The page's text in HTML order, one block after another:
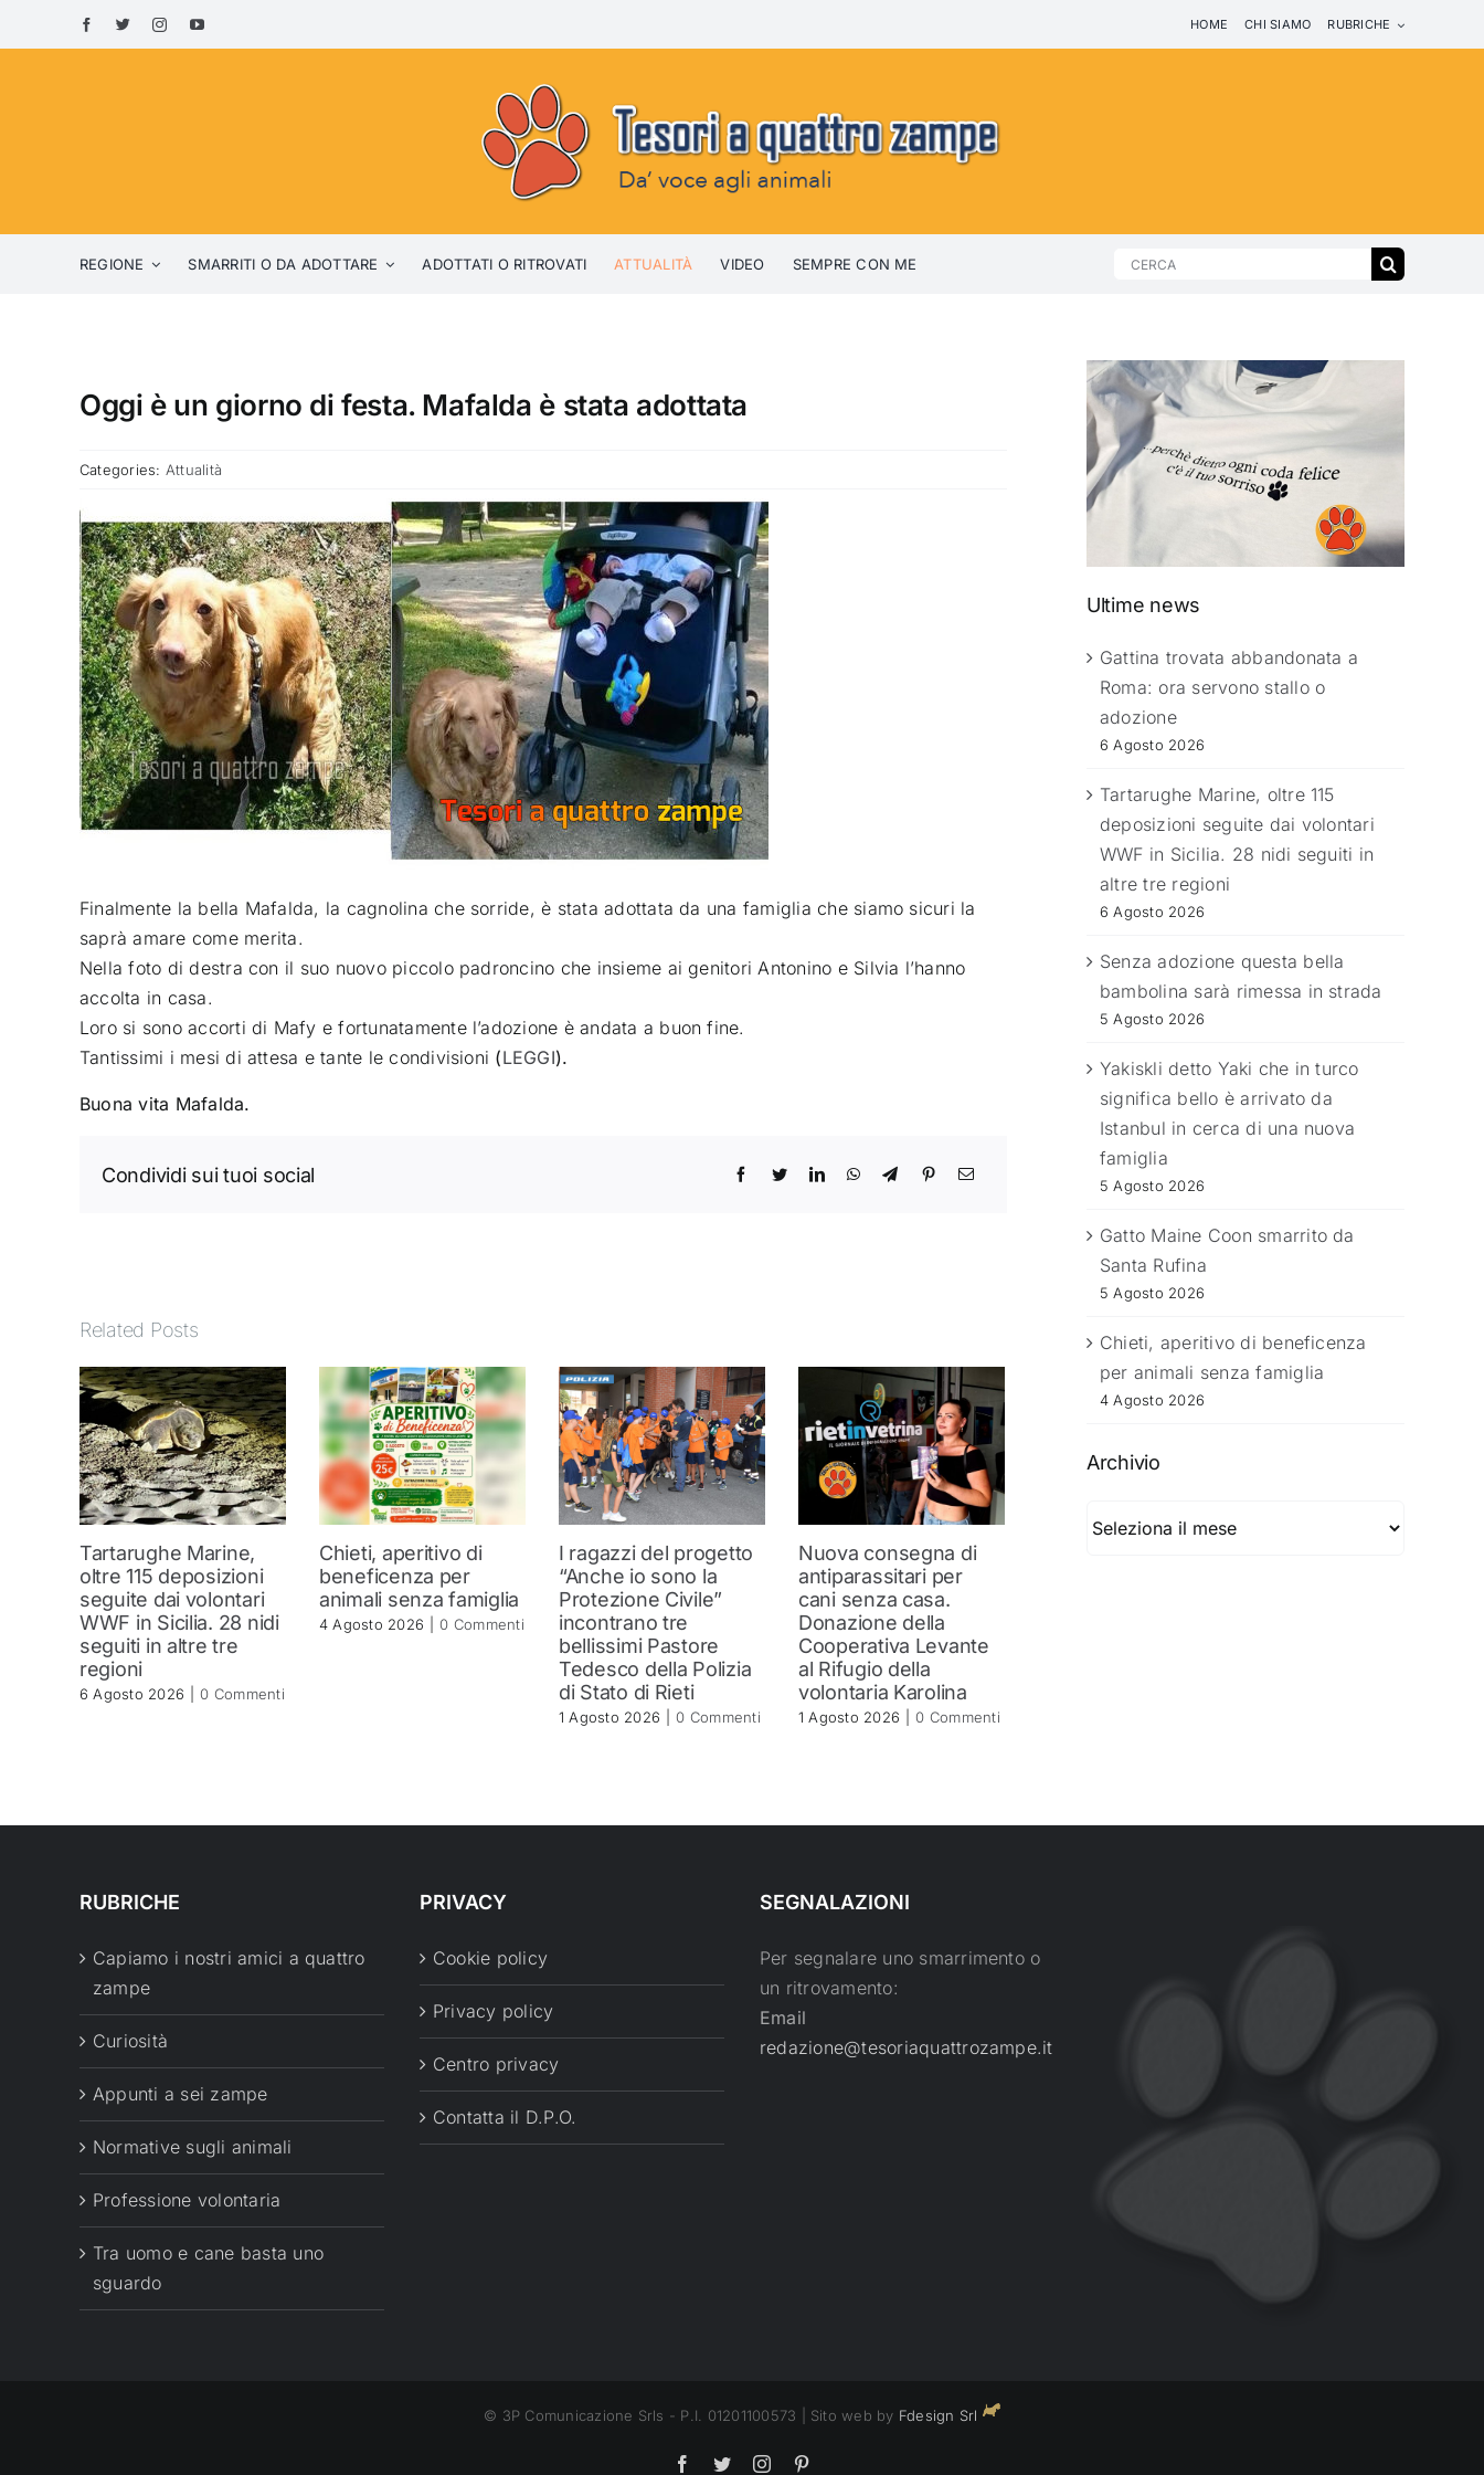
to
HOME CHI SIAMO RUBRICHE
REGIONE SMARRITI O DA ADOTTARE ADOTTATI O RITROVATI ATTUALITÀ VIDEO SEMPRE CON ME
Search
Oggi è un giorno di festa. Mafalda è stata adottata
Categories: Attualità
Finalmente la bella Mafalda, la cagnolina che sorride, è stata adottata da una famiglia che siamo sicuri la
saprà amare come merita.
Nella foto di destra con il suo nuovo piccolo padroncino che insieme ai genitori Antonino e Silvia l’hanno
accolta in casa.
Loro si sono accorti di Mafy e fortunatamente l’adozione è andata a buon fine.
Tantissimi i mesi di attesa e tante le condivisioni (LEGGI).
Buona vita Mafalda.
Condividi sui tuoi social
Related Posts
Tartarughe Marine,
oltre 115 deposizioni
seguite dai volontari
WWF in Sicilia. 28 nidi
seguiti in altre tre
regioni
6 Agosto 2026 0 Commenti
Chieti, aperitivo di
beneficenza per
animali senza famiglia
4 Agosto 2026 0 Commenti
I ragazzi del progetto
“Anche io sono la
Protezione Civile”
incontrano tre
bellissimi Pastore
Tedesco della Polizia
di Stato di Rieti
1 Agosto 2026 0 Commenti
Nuova consegna di
antiparassitari per
cani senza casa.
Donazione della
Cooperativa Levante
al Rifugio della
volontaria Karolina
1 Agosto 2026 0 Commenti
Ultime news
Gattina trovata abbandonata a
Roma: ora servono stallo o
adozione
6 Agosto 2026
Tartarughe Marine, oltre 115
deposizioni seguite dai volontari
WWF in Sicilia. 28 nidi seguiti in
altre tre regioni
6 Agosto 2026
Senza adozione questa bella
bambolina sarà rimessa in strada
5 Agosto 2026
Yakiskli detto Yaki che in turco
significa bello è arrivato da
Istanbul in cerca di una nuova
famiglia
5 Agosto 2026
Gatto Maine Coon smarrito da
Santa Rufina
5 Agosto 2026
Chieti, aperitivo di beneficenza
per animali senza famiglia
4 Agosto 2026
Archivio
RUBRICHE
Capiamo i nostri amici a quattro
zampe
Curiosità
Appunti a sei zampe
Normative sugli animali
Professione volontaria
Tra uomo e cane basta uno
sguardo
PRIVACY
Cookie policy
Privacy policy
Centro privacy
Contatta il D.P.O.
SEGNALAZIONI
Per segnalare uno smarrimento o
un ritrovamento:
Email
redazione@tesoriaquattrozampe.it
© 3P Comunicazione Srls - P.I. 01201100573 | Sito web by Fdesign Srl
Facebook
TwitterInstagram